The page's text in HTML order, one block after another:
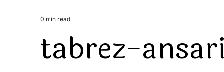
Estimated
time
0 min read
tabrez-ansari